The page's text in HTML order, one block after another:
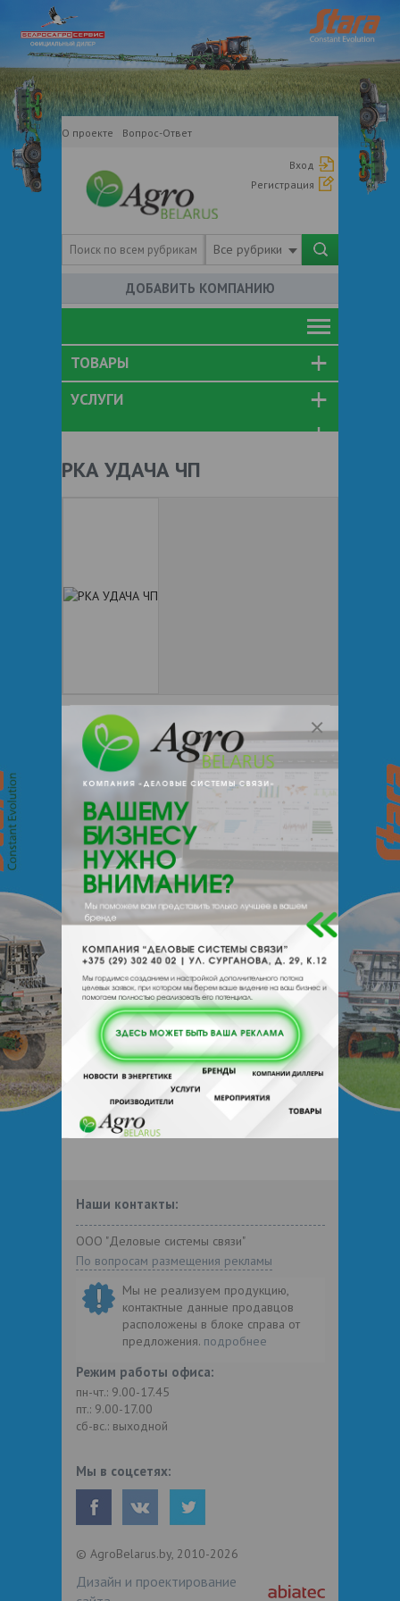
О проекте Вопрос-Ответ
Вход
Регистрация
Все рубрики
ДОБАВИТЬ КОМПАНИЮ
ТОВАРЫ
УСЛУГИ
РКА УДАЧА ЧП
+ 375Показать телефоны
e-mail:
a:2:{s:5:"VALUE";a:0:
{}s:11:"DESCRIPTION";a:0:{}}
224005, , , , Брест, Советская 46
Отзывы
Чтобы оставить комментарий или
выставить рейтинг, нужно
Войтиили
Зарегистрироваться
Наши контакты:
ООО "Деловые системы связи"
По вопросам размещения рекламы
Мы не реализуем продукцию,
контактные данные продавцов
расположены в блоке справа от
предложения. подробнее
Режим работы офиса:
пн-чт.: 9.00-17.45
пт.: 9.00-17.00
сб-вс.: выходной
Мы в соцсетях:
© AgroBelarus.by, 2010-2026
Дизайн и проектирование